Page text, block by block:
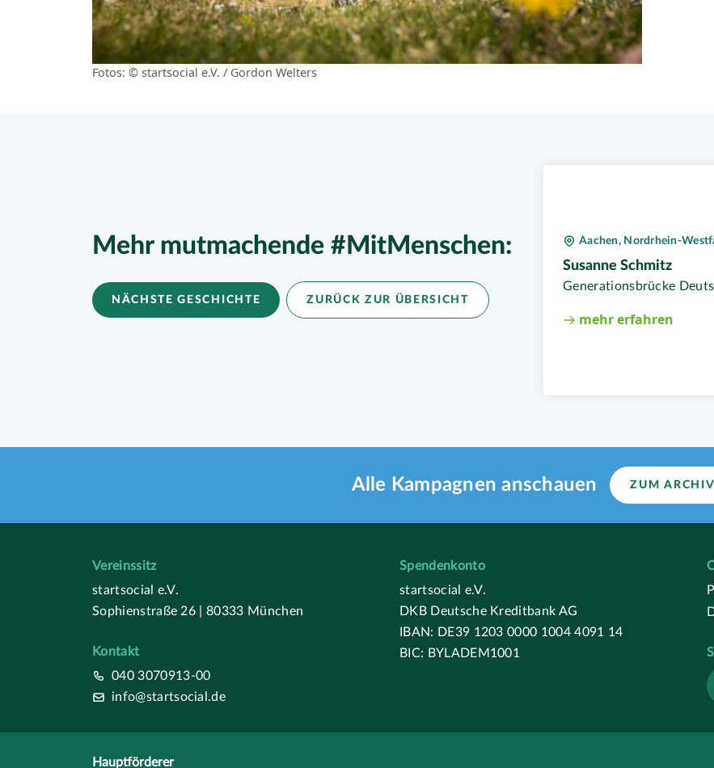
Fotos: © startsocial e.V. / Gordon Welters
Mehr mutmachende #MitMenschen:
NÄCHSTE GESCHICHTE ZURÜCK ZUR ÜBERSICHT
Aachen, Nordrhein-
Susanne Schmitz
Generationsbrücke
mehr erfahren
Alle Kampagnen anschauen ZUM ARCHIV
Vereinssitz
startsocial e.V.
Sophienstraße 26 | 80333 München
Kontakt
040 3070913-00
info@startsocial.de
Spendenkonto
startsocial e.V.
DKB Deutsche Kreditbank AG
IBAN: DE39 1203 0000 1004 4091 14
BIC: BYLADEM1001
Hauptförderer